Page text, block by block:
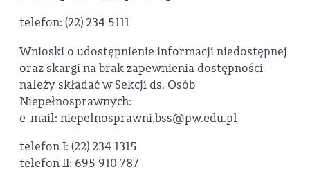
telefon: (22) 234 5111
Wnioski o udostępnienie informacji niedostępnej
oraz skargi na brak zapewnienia dostępności
należy składać w Sekcji ds. Osób
Niepełnosprawnych:
e-mail: niepelnosprawni.bss@pw.edu.pl
telefon I: (22) 234 1315
telefon II: 695 910 787